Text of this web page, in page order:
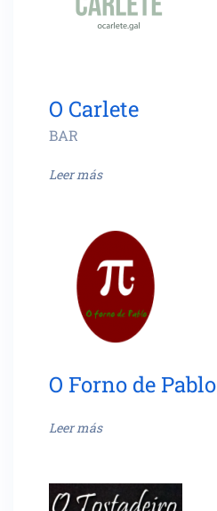
O Carlete
BAR
Leer más
O Forno de Pablo
Leer más